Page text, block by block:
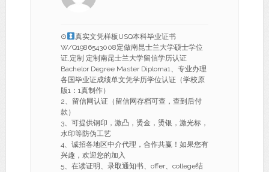
⊙
真实文凭样板USQ本科毕业证书
W/Q1986543008定做南昆士兰大学硕士学位
证,定制 定制南昆士兰大学留信学历认证
Bachelor Degree Master Diploma1、专业办理
各国毕业证成绩单文凭学历学位认证（学校原
版1：1真制作）
2、留信网认证（留信网存档可查，查到后付
款）
3、可提供钢印，激凸，烫金，烫银，激光标，
水印等防伪工艺
4、诚招各地区中介代理，合作共赢！如果您有
兴趣，欢迎您的加入
5、在读证明、录取通知书、offer、college结